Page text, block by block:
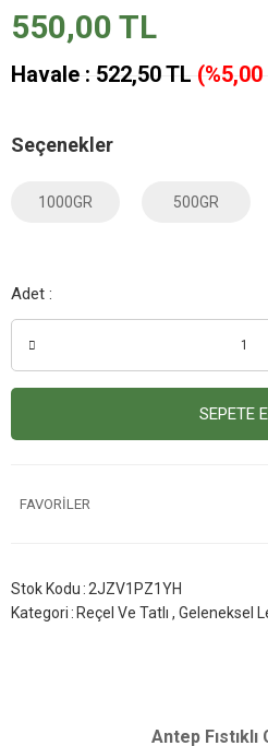
550,00 TL
Havale : 522,50 TL
Seçenekler
1000GR 500GR
Adet :
SEPETE
Stok Kodu 2JZV1PZ1YH
Kategori
Reçel Ve Tatlı , Geleneksel
Antep